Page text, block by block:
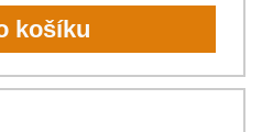
košíku